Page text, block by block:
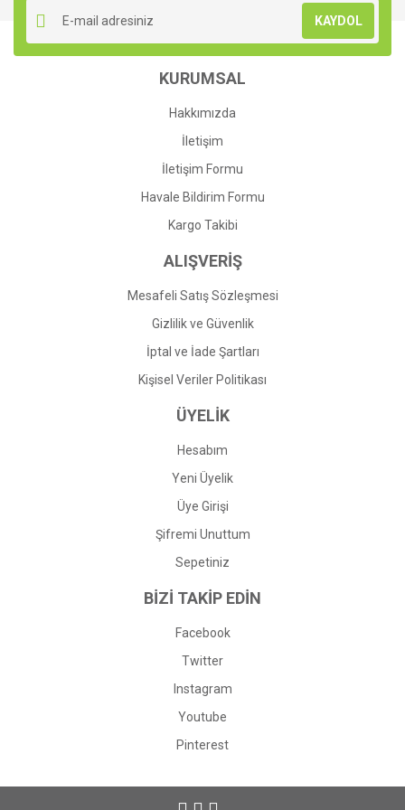
Ürün resmi kalitesiz, bozuk veya görüntülenemiyor.
Ürün açıklamasında eksik bilgiler bulunuyor.
Ürün bilgilerinde hatalar bulunuyor.
Ürün fiyatı diğer sitelerden daha pahalı.
Gönder
KAYDOL
KURUMSAL
Hakkımızda
İletişim
İletişim Formu
Havale Bildirim Formu
Kargo Takibi
ALIŞVERİŞ
Mesafeli Satış Sözleşmesi
Gizlilik ve Güvenlik
İptal ve İade Şartları
Kişisel Veriler Politikası
ÜYELİK
Hesabım
Yeni Üyelik
Üye Girişi
Şifremi Unuttum
Sepetiniz
BİZİ TAKİP EDİN
Facebook
Twitter
Instagram
Youtube
Pinterest